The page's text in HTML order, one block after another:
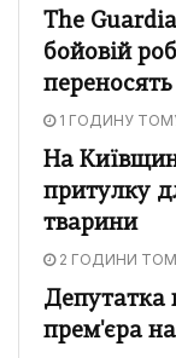
The
бойовій
переносять
1 ГОДИНУ
На
притулку
тварини
2 ГОДИНИ
Депутатка
прем'єра